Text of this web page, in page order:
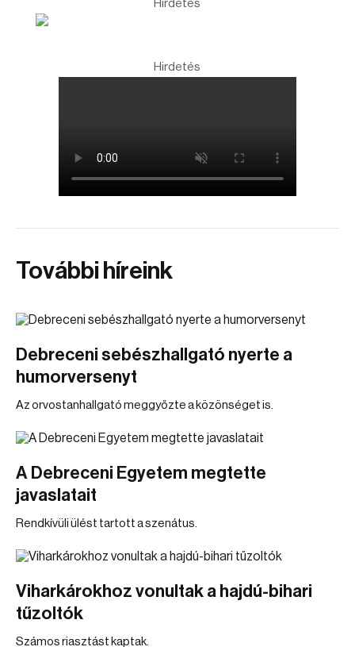
Hirdetés
Hirdetés
További híreink
Debreceni sebészhallgató nyerte a
humorversenyt
Az orvostanhallgató meggyőzte a közönséget is.
A Debreceni Egyetem megtette
javaslatait
Rendkívüli ülést tartott a szenátus.
Viharkárokhoz vonultak a hajdú-bihari
tűzoltók
Számos riasztást kaptak.